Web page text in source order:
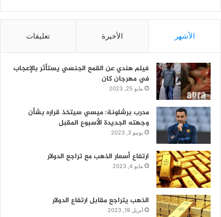
الأشهر الأخيرة تعليقات
فيلم هندي عن القمع الجنسي يستأثر بالإعجاب
في مهرجان كان
مايو 25, 2023
مدرب برشلونة: ميسي سيتخذ قراره بشأن
وجهته الجديدة الأسبوع المقبل
يونيو 3, 2023
ارتفاع أسعار الذهب مع تراجع الدولار
مايو 4, 2023
الذهب يتراجع مقابل ارتفاع الدولار
أبريل 19, 2023